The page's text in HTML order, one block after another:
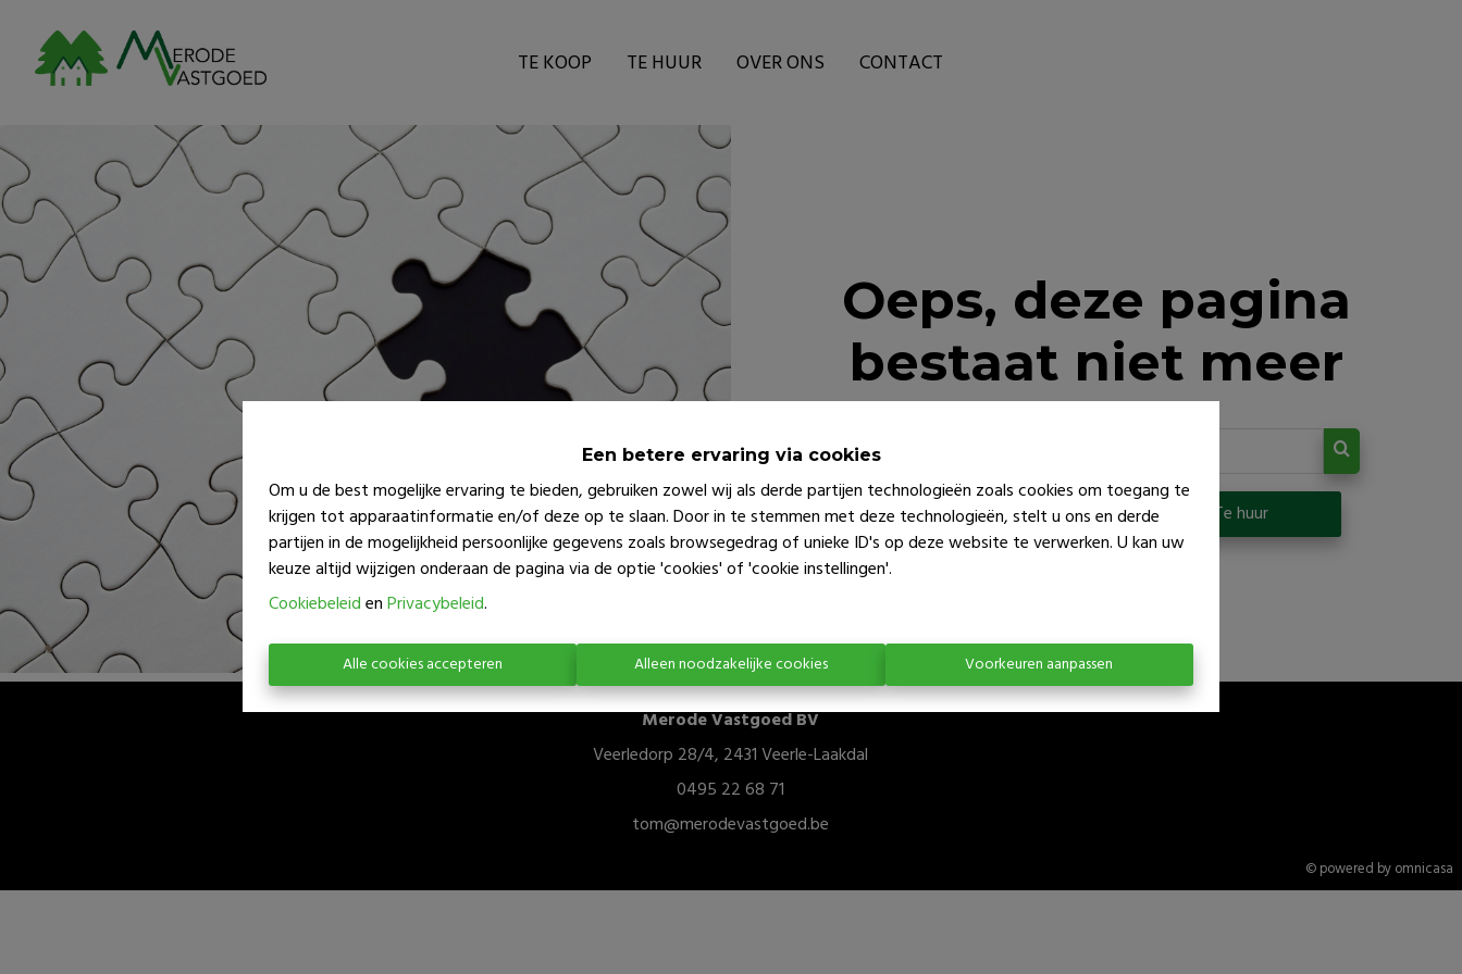
Een betere ervaring via cookies
Om u de best mogelijke ervaring te bieden, gebruiken zowel wij als derde partijen technologieën zoals cookies om toegang te
krijgen tot apparaatinformatie en/of deze op te slaan. Door in te stemmen met deze technologieën, stelt u ons en derde
partijen in de mogelijkheid persoonlijke gegevens zoals browsegedrag of unieke ID's op deze website te verwerken. U kan uw
keuze altijd wijzigen onderaan de pagina via de optie 'cookies' of 'cookie instellingen'.
CookiebeleidenPrivacybeleid.
Alle cookies accepteren Alleen noodzakelijke cookies Voorkeuren aanpassen
TE KOOP TE HUUR OVER ONS CONTACT
Oeps, deze pagina
bestaat niet meer
Te koop Te huur
Merode Vastgoed BV
Veerledorp 28/4, 2431 Veerle-Laakdal
0495 22 68 71
tom@merodevastgoed.be
© powered by omnicasa